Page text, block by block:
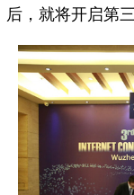
后，就将开启第